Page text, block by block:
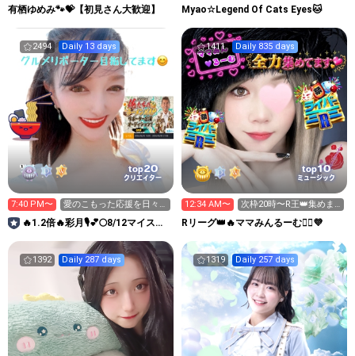
有栖ゆめみ🐾💝【初見さん大歓迎】 Myao☆Legend Of Cats Eyes🐱
2494 Daily 13 days
top20
クリエイター
7:40 PM〜
愛のこもった応援を日々
ありがとうございます✊😭
🔥1.2倍🔥彩月🎙️💕🌕8/12マイスタ
1411 Daily 835 days
top10
ミュージック
12:34 AM〜
次枠20時〜R王👑集めま
す🙋‍♀️
Rリーグ👑🔥ママみんるーむ💁‍♀️💜
1392 Daily 287 days 1319 Daily 257 days